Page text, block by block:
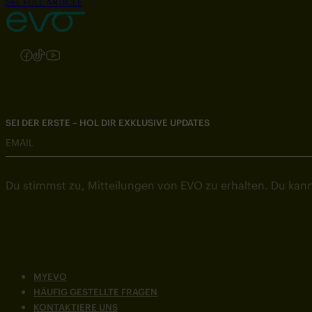
SEE FULL ARTICLE
Folgen Sie uns auf Instagram
Folgen Sie uns auf Facebook
Folgen Sie uns auf TikTok
Folgen Sie uns auf YouTube
MYEVO
HÄUFIG GESTELLTE FRAGEN
KONTAKTIERE UNS
SEI DER ERSTE – HOL DIR EXKLUSIVE UPDATES
EMAIL
Du stimmst zu, Mitteilungen von EVO zu erhalten. Du